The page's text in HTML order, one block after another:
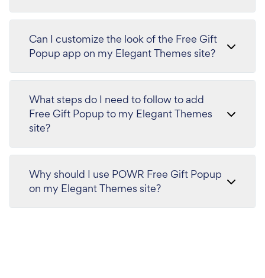
Can I customize the look of the Free Gift
Popup app on my Elegant Themes site?
What steps do I need to follow to add
Free Gift Popup to my Elegant Themes
site?
Why should I use POWR Free Gift Popup
on my Elegant Themes site?